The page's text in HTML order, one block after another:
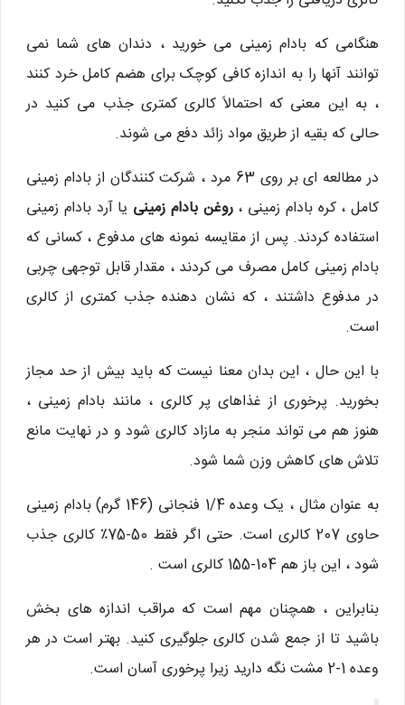
هنگامی که بادام زمینی می خورید ، دندان های شما نمی
توانند آنها را به اندازه کافی کوچک برای هضم کامل خرد کنند
، به این معنی که احتمالاً کالری کمتری جذب می کنید در
حالی که بقیه از طریق مواد زائد دفع می شوند.
در مطالعه ای بر روی 63 مرد ، شرکت کنندگان از بادام زمینی
کامل ، کره بادام زمینی ،روغن بادام زمینی یا آرد بادام زمینی
استفاده کردند. پس از مقایسه نمونه های مدفوع ، کسانی که
بادام زمینی کامل مصرف می کردند ، مقدار قابل توجهی چربی
در مدفوع داشتند ، که نشان دهنده جذب کمتری از کالری
است.
با این حال ، این بدان معنا نیست که باید بیش از حد مجاز
بخورید. پرخوری از غذاهای پر کالری ، مانند بادام زمینی ،
هنوز هم می تواند منجر به مازاد کالری شود و در نهایت مانع
تلاش های کاهش وزن شما شود.
به عنوان مثال ، یک وعده 1/4 فنجانی (146 گرم) بادام زمینی
حاوی 207 کالری است. حتی اگر فقط 50-75٪ کالری جذب
شود ، این باز هم 104-155 کالری است .
بنابراین ، همچنان مهم است که مراقب اندازه های بخش
باشید تا از جمع شدن کالری جلوگیری کنید. بهتر است در هر
وعده 1-2 مشت نگه دارید زیرا پرخوری آسان است.